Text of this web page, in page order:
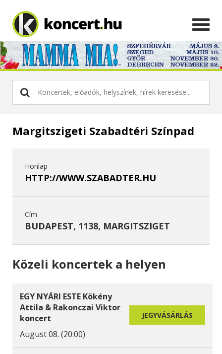
Margitszigeti Szabadtéri Színpad
Honlap
HTTP://WWW.SZABADTER.HU
Cím
BUDAPEST, 1138, MARGITSZIGET
Közeli koncertek a helyen
EGY NYÁRI ESTE Kökény
Attila & Rakonczai Viktor
koncert
August 08. (20:00)
JEGYVÁSÁRLÁS